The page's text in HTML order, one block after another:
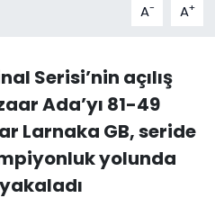
A- A+
Serisi’nin açılış
Ada’yı 81-49
Larnaka GB, seride
yolunda